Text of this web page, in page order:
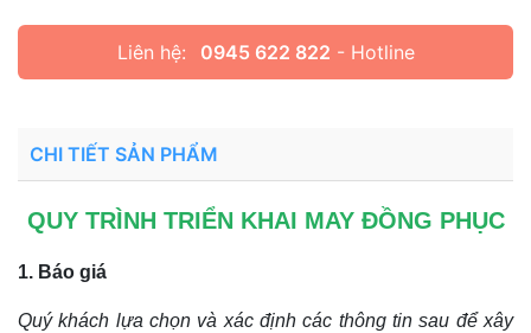
Liên hệ: 0945 622 822 - Hotline
CHI TIẾT SẢN PHẨM
QUY TRÌNH TRIỂN KHAI MAY ĐỒNG PHỤC
1. Báo giá
Quý khách lựa chọn và xác định các thông tin sau để xây